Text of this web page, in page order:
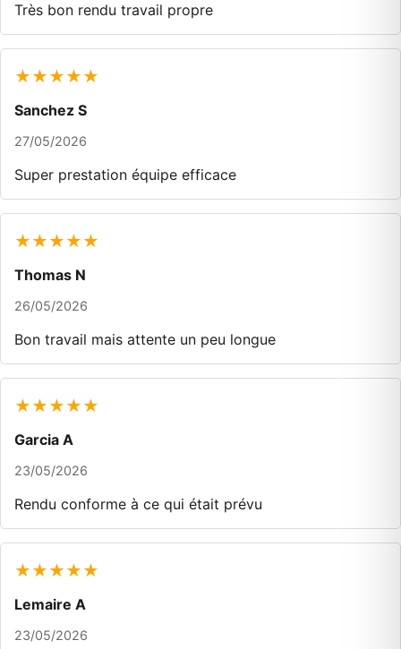
Très bon rendu travail propre
★★★★★
Sanchez S
27/05/2026
Super prestation équipe efficace
★★★★★
Thomas N
26/05/2026
Bon travail mais attente un peu longue
★★★★★
Garcia A
23/05/2026
Rendu conforme à ce qui était prévu
★★★★★
Lemaire A
23/05/2026